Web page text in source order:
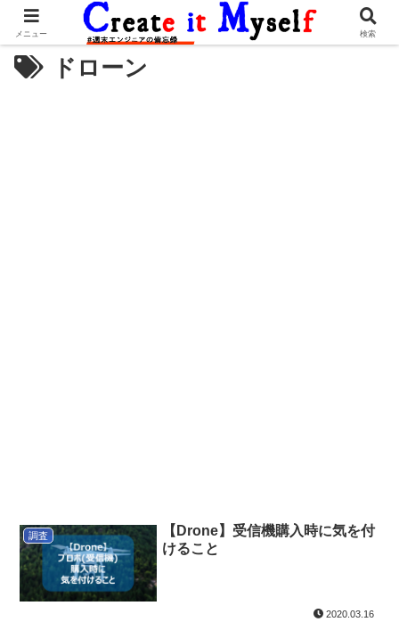
ドローン
調査
【Drone】受信機購入時に気を付
けること
2020.03.16
メニュー 検索